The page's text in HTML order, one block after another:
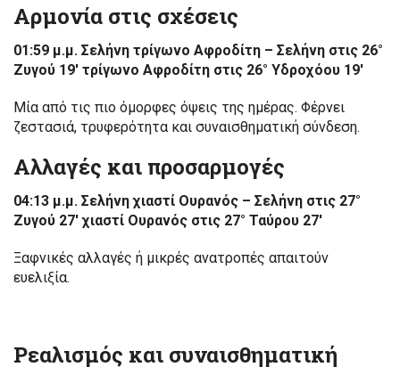
Αρμονία στις σχέσεις
01:59 μ.μ. Σελήνη τρίγωνο Αφροδίτη – Σελήνη στις 26°
Ζυγού 19′ τρίγωνο Αφροδίτη στις 26° Υδροχόου 19′
Μία από τις πιο όμορφες όψεις της ημέρας. Φέρνει
ζεστασιά, τρυφερότητα και συναισθηματική σύνδεση.
Αλλαγές και προσαρμογές
04:13 μ.μ. Σελήνη χιαστί Ουρανός – Σελήνη στις 27°
Ζυγού 27′ χιαστί Ουρανός στις 27° Ταύρου 27′
Ξαφνικές αλλαγές ή μικρές ανατροπές απαιτούν
ευελιξία.
Ρεαλισμός και συναισθηματική